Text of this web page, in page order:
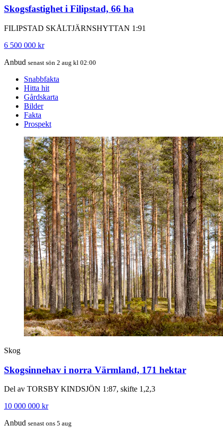
Skogsfastighet i Filipstad, 66 ha
FILIPSTAD SKÅLTJÄRNSHYTTAN 1:91
6 500 000 kr
Anbud senast sön 2 aug kl 02:00
Snabbfakta
Hitta hit
Gårdskarta
Bilder
Fakta
Prospekt
Skog
Skogsinnehav i norra Värmland, 171 hektar
Del av TORSBY KINDSJÖN 1:87, skifte 1,2,3
10 000 000 kr
Anbud senast ons 5 aug